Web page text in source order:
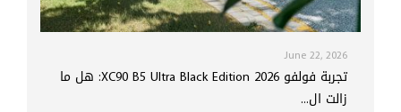
June 22, 2026
تجربة فولفو XC90 B5 Ultra Black Edition 2026: هل ما
زالت ال...